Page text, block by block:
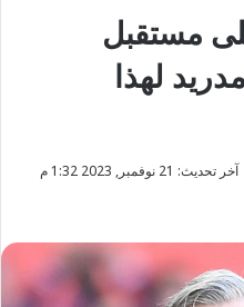
مستقبل
لهذا
آخر تحديث: 21 نوفمبر, 2023 1:32 م